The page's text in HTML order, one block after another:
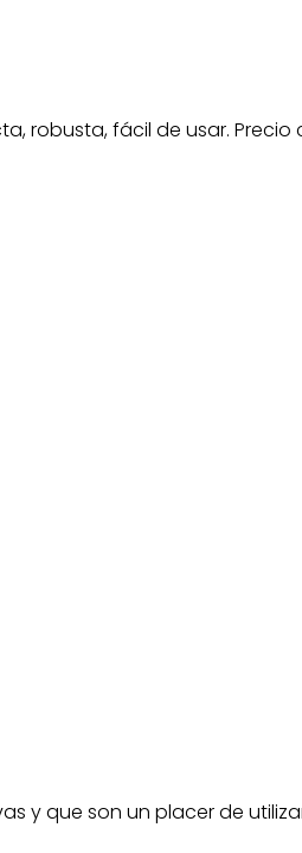
robusta, fácil de usar.
y que son un placer de